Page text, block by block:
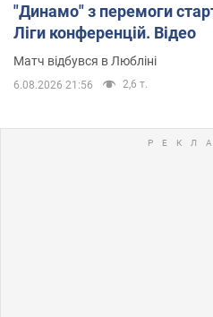
"Динамо" з перемоги
Ліги конференцій. Відео
Матч відбувся в Любліні
6.08.2026 21:56 2,6 т.